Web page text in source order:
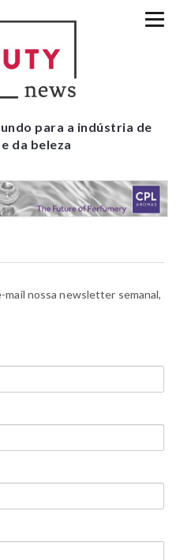
para a indústria de
da beleza
nossa newsletter semanal,